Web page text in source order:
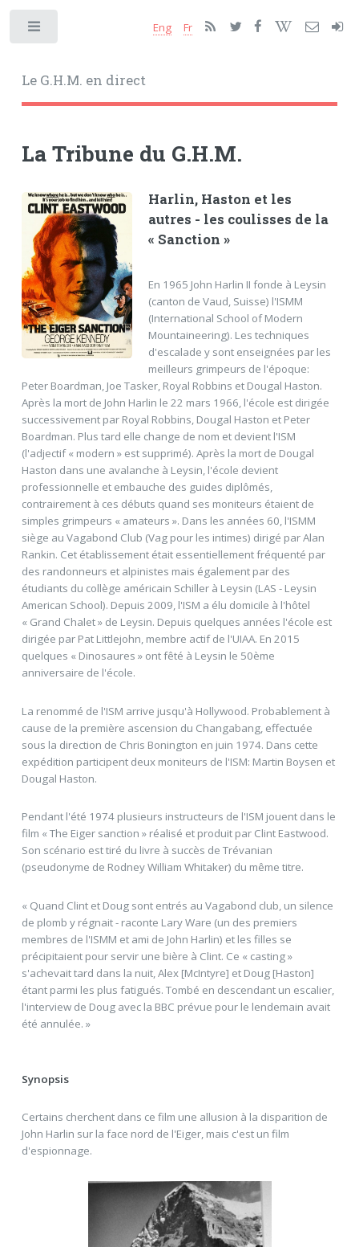
Le G.H.M. en direct
Eng Fr
La Tribune du G.H.M.
Harlin, Haston et les
autres - les coulisses de la
« Sanction »
En 1965 John Harlin II fonde à Leysin
(canton de Vaud, Suisse) l'ISMM
(International School of Modern
Mountaineering). Les techniques
d'escalade y sont enseignées par les
meilleurs grimpeurs de l'époque:
Peter Boardman, Joe Tasker, Royal Robbins et Dougal Haston.
Après la mort de John Harlin le 22 mars 1966, l'école est dirigée
successivement par Royal Robbins, Dougal Haston et Peter
Boardman. Plus tard elle change de nom et devient l'ISM
(l'adjectif « modern » est supprimé). Après la mort de Dougal
Haston dans une avalanche à Leysin, l'école devient
professionnelle et embauche des guides diplômés,
contrairement à ces débuts quand ses moniteurs étaient de
simples grimpeurs « amateurs ». Dans les années 60, l'ISMM
siège au Vagabond Club (Vag pour les intimes) dirigé par Alan
Rankin. Cet établissement était essentiellement fréquenté par
des randonneurs et alpinistes mais également par des
étudiants du collège américain Schiller à Leysin (LAS - Leysin
American School). Depuis 2009, l'ISM a élu domicile à l'hôtel
« Grand Chalet » de Leysin. Depuis quelques années l'école est
dirigée par Pat Littlejohn, membre actif de l'UIAA. En 2015
quelques « Dinosaures » ont fêté à Leysin le 50ème
anniversaire de l'école.
La renommé de l'ISM arrive jusqu'à Hollywood. Probablement à
cause de la première ascension du Changabang, effectuée
sous la direction de Chris Bonington en juin 1974. Dans cette
expédition participent deux moniteurs de l'ISM: Martin Boysen et
Dougal Haston.
Pendant l'été 1974 plusieurs instructeurs de l'ISM jouent dans le
film « The Eiger sanction » réalisé et produit par Clint Eastwood.
Son scénario est tiré du livre à succès de Trévanian
(pseudonyme de Rodney William Whitaker) du même titre.
« Quand Clint et Doug sont entrés au Vagabond club, un silence
de plomb y régnait - raconte Lary Ware (un des premiers
membres de l'ISMM et ami de John Harlin) et les filles se
précipitaient pour servir une bière à Clint. Ce « casting »
s'achevait tard dans la nuit, Alex [McIntyre] et Doug [Haston]
étant parmi les plus fatigués. Tombé en descendant un escalier,
l'interview de Doug avec la BBC prévue pour le lendemain avait
été annulée. »
Synopsis
Certains cherchent dans ce film une allusion à la disparition de
John Harlin sur la face nord de l'Eiger, mais c'est un film
d'espionnage.